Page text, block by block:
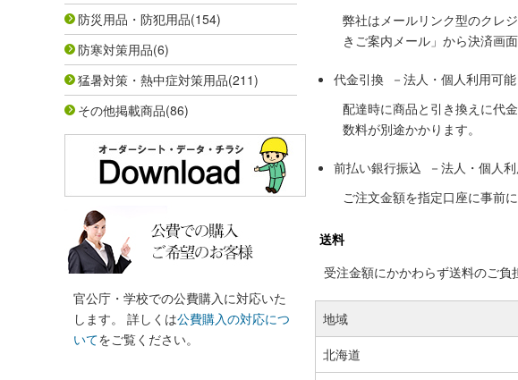
防災用品・防犯用品(154)
防寒対策用品(6)
猛暑対策・熱中症対策用品(211)
その他掲載商品(86)
官公庁・学校での公費購入に対応いた
します。 詳しくは公費購入の対応につ
いてをご覧ください。
弊社はメールリンク型のクレ
きご案内メール」から決済画
代金引換 －法人・個人利用可能
配達時に商品と引き換えに代
数料が別途かかります。
前払い銀行振込 －法人・個人
ご注文金額を指定口座に事前
送料
受注金額にかかわらず送料のご
地域
北海道